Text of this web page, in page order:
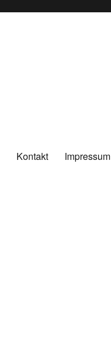
Kontakt Impressum